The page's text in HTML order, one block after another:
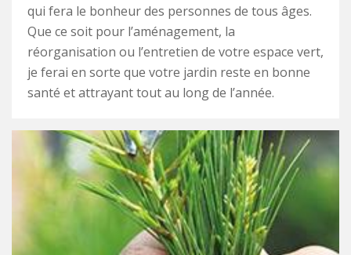
qui fera le bonheur des personnes de tous âges.
Que ce soit pour l’aménagement, la
réorganisation ou l’entretien de votre espace vert,
je ferai en sorte que votre jardin reste en bonne
santé et attrayant tout au long de l’année.